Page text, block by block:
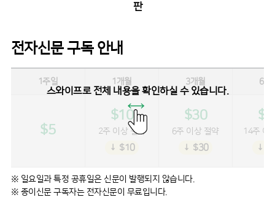
판
전자신문 구독 안내
스와이프로 전체 내용을 확인하실 수 있습니다.
1주일 1개월 3개월 6개
$5
$10
2주 이상 절약
↓ $10
$30
6주 이상 절약
↓ $30
14주 이
↓
※ 일요일과 특정 공휴일은 신문이 발행되지 않습니다.
※ 종이신문 구독자는 전자신문이 무료입니다.